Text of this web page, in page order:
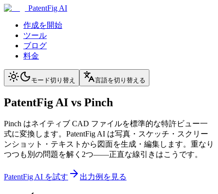
PatentFig AI
作成を開始
ツール
ブログ
料金
モード切り替え 言語を切り替える
PatentFig AI vs Pinch
Pinch はネイティブ CAD ファイルを標準的な特許ビュー一
式に変換します。PatentFig AI は写真・スケッチ・スクリー
ンショット・テキストから図面を生成・編集します。重なり
つつも別の問題を解く2つ——正直な線引きはこうです。
PatentFig AI を試す 出力例を見る